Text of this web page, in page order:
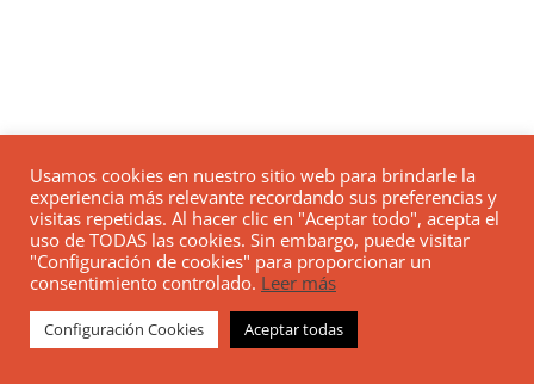
Usamos cookies en nuestro sitio web para brindarle la
experiencia más relevante recordando sus preferencias y
visitas repetidas. Al hacer clic en "Aceptar todo", acepta el
uso de TODAS las cookies. Sin embargo, puede visitar
"Configuración de cookies" para proporcionar un
consentimiento controlado. Leer más
Configuración Cookies Aceptar todas